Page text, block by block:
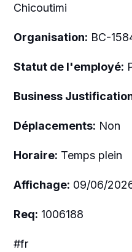
Chicoutimi
Organisation: BC-
Statut de l'employé:
Business
Déplacements: Non
Horaire: Temps plein
Affichage: 09/06/
Req: 1006188
#fr